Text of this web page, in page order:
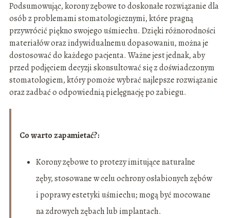
Podsumowując, korony zębowe to doskonałe rozwiązanie dla
osób z problemami stomatologicznymi, które pragną
przywrócić piękno swojego uśmiechu. Dzięki różnorodności
materiałów oraz indywidualnemu dopasowaniu, można je
dostosować do każdego pacjenta. Ważne jest jednak, aby
przed podjęciem decyzji skonsultować się z doświadczonym
stomatologiem, który pomoże wybrać najlepsze rozwiązanie
oraz zadbać o odpowiednią pielęgnację po zabiegu.
Co warto zapamietać?:
Korony zębowe to protezy imitujące naturalne
zęby, stosowane w celu ochrony osłabionych zębów
i poprawy estetyki uśmiechu; mogą być mocowane
na zdrowych zębach lub implantach.